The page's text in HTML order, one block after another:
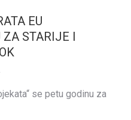
EU
ZA STARIJE I
se petu godinu za